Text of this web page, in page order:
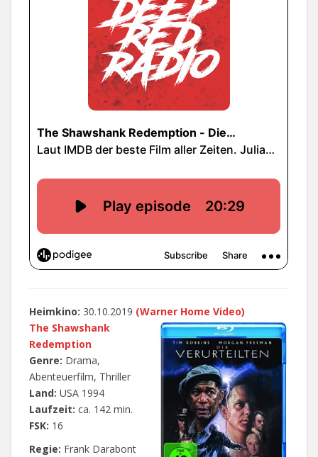
Heimkino: 30.10.2019 (Warner Home Video)
The Shawshank
Redemption
Genre: Drama,
Abenteuerfilm, Thriller
Land: USA 1994
Laufzeit: ca. 142 min.
FSK: 16
Regie: Frank Darabont